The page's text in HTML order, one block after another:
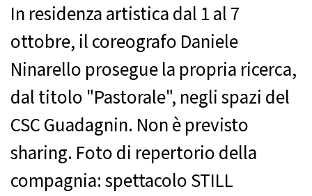
In residenza artistica dal 1 al 7
ottobre, il coreografo Daniele
Ninarello prosegue la propria ricerca,
dal titolo "Pastorale", negli spazi del
CSC Guadagnin. Non è previsto
sharing. Foto di repertorio della
compagnia: spettacolo STILL